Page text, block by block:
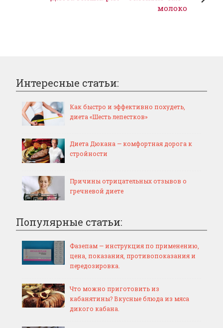
молоко
Интересные статьи:
Как быстро и эффективно похудеть,
диета «Шесть лепестков»
Диета Дюкана — комфортная дорога к
стройности
Причины отрицательных отзывов о
гречневой диете
Популярные статьи:
Фазепам — инструкция по применению,
цена, показания, противопоказания и
передозировка.
Что можно приготовить из
кабанятины? Вкусные блюда из мяса
дикого кабана.